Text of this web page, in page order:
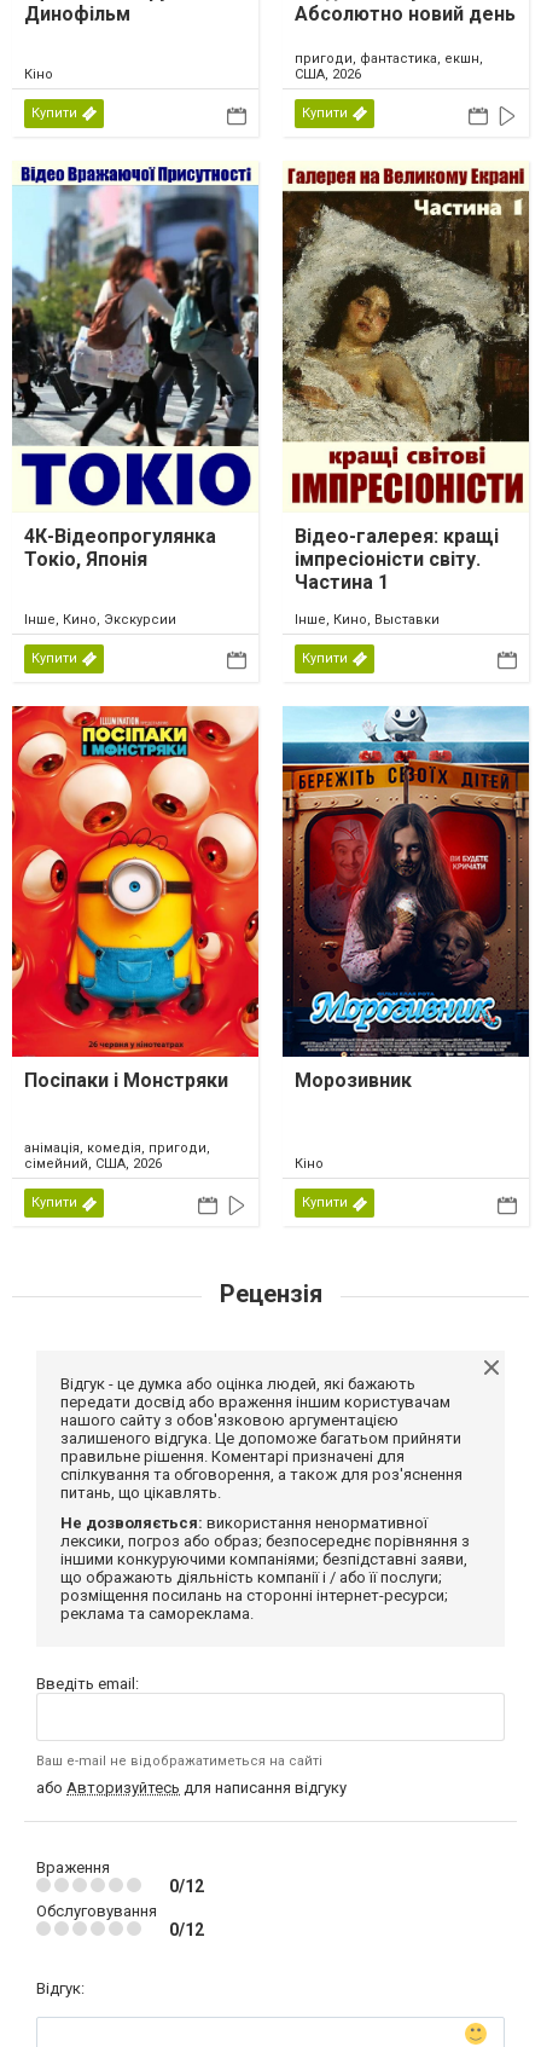
Динофільм
Кіно
Купити
Абсолютно новий день
пригоди, фантастика, екшн,
США, 2026
Купити
4К-Відеопрогулянка
Токіо, Японія
Інше, Кино, Экскурсии
Купити
Відео-галерея: кращі
імпресіоністи світу.
Частина 1
Інше, Кино, Выставки
Купити
Посіпаки і Монстряки
анімація, комедія, пригоди,
сімейний, США, 2026
Купити
Морозивник
Кіно
Купити
Рецензія
Відгук - це думка або оцінка людей, які бажають
передати досвід або враження іншим користувачам
нашого сайту з обов'язковою аргументацією
залишеного відгука. Це допоможе багатьом прийняти
правильне рішення. Коментарі призначені для
спілкування та обговорення, а також для роз'яснення
питань, що цікавлять.
Не дозволяється: використання ненормативної
лексики, погроз або образ; безпосереднє порівняння з
іншими конкуруючими компаніями; безпідставні заяви,
що ображають діяльність компанії і / або її послуги;
розміщення посилань на сторонні інтернет-ресурси;
реклама та самореклама.
Введіть email:
Ваш e-mail не відображатиметься на сайті
або Авторизуйтесь для написання відгуку
Враження
0/12
Обслуговування
0/12
Відгук: